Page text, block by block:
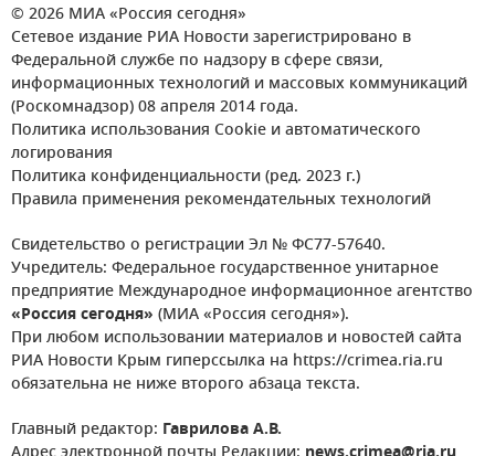
© 2026 МИА «Россия сегодня»
Сетевое издание РИА Новости зарегистрировано в
Федеральной службе по надзору в сфере связи,
информационных технологий и массовых коммуникаций
(Роскомнадзор) 08 апреля 2014 года.
Политика использования Cookie и автоматического
логирования
Политика конфиденциальности (ред. 2023 г.)
Правила применения рекомендательных технологий
Свидетельство о регистрации Эл № ФС77-57640.
Учредитель: Федеральное государственное унитарное
предприятие Международное информационное агентство
«Россия сегодня» (МИА «Россия сегодня»).
При любом использовании материалов и новостей сайта
РИА Новости Крым гиперссылка на https://crimea.ria.ru
обязательна не ниже второго абзаца текста.
Главный редактор: Гаврилова А.В.